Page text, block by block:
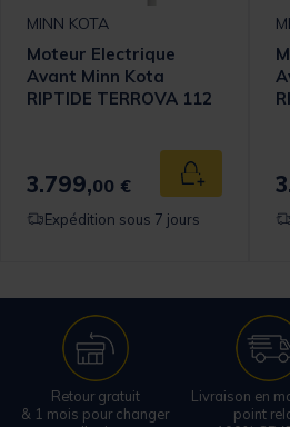
panier
MINN KOTA
Moteur Electrique
Avant Minn Kota
RIPTIDE TERROVA 112
3.799,00 € Ajouter au
Expédition sous 7 jours
Retour gratuit
& 1 mois pour changer
Livraison en
point